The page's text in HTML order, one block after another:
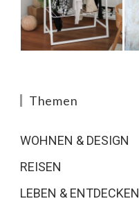
Themen
WOHNEN & DESIGN
REISEN
LEBEN & ENTDECKEN